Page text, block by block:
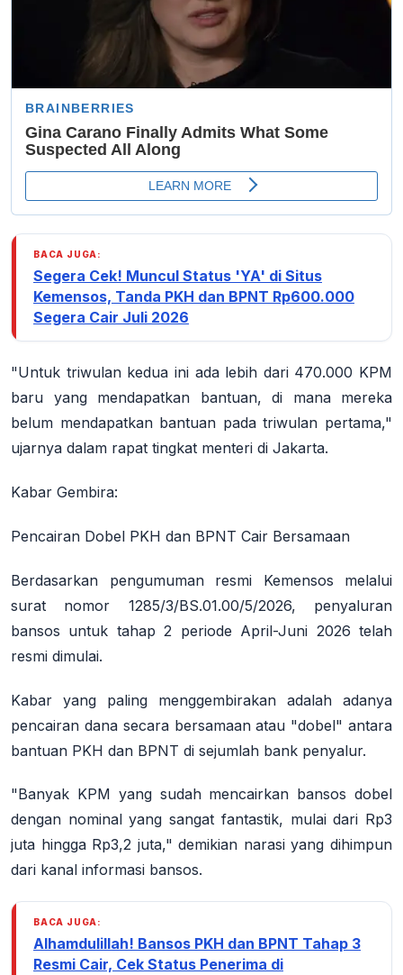
BACA JUGA:
Segera Cek! Muncul Status 'YA' di Situs
Kemensos, Tanda PKH dan BPNT Rp600.000
Segera Cair Juli 2026
"Untuk triwulan kedua ini ada lebih dari 470.000 KPM
baru yang mendapatkan bantuan, di mana mereka
belum mendapatkan bantuan pada triwulan pertama,"
ujarnya dalam rapat tingkat menteri di Jakarta.
Kabar Gembira:
Pencairan Dobel PKH dan BPNT Cair Bersamaan
Berdasarkan pengumuman resmi Kemensos melalui
surat nomor 1285/3/BS.01.00/5/2026, penyaluran
bansos untuk tahap 2 periode April-Juni 2026 telah
resmi dimulai.
Kabar yang paling menggembirakan adalah adanya
pencairan dana secara bersamaan atau "dobel" antara
bantuan PKH dan BPNT di sejumlah bank penyalur.
"Banyak KPM yang sudah mencairkan bansos dobel
dengan nominal yang sangat fantastik, mulai dari Rp3
juta hingga Rp3,2 juta," demikian narasi yang dihimpun
dari kanal informasi bansos.
BACA JUGA:
Alhamdulillah! Bansos PKH dan BPNT Tahap 3
Resmi Cair, Cek Status Penerima di